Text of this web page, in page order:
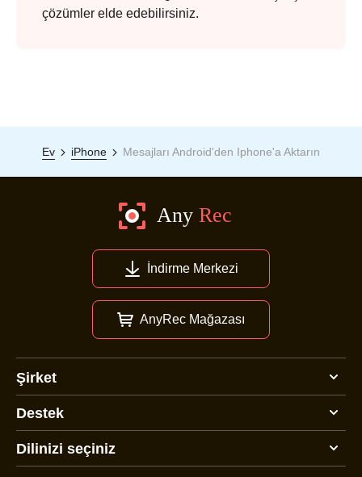
çözümler elde edebilirsiniz.
Ev iPhone Mesajları Android'den Iphone'a Aktarın
İndirme Merkezi
AnyRec Mağazası
Şirket
Destek
Dilinizi seçiniz